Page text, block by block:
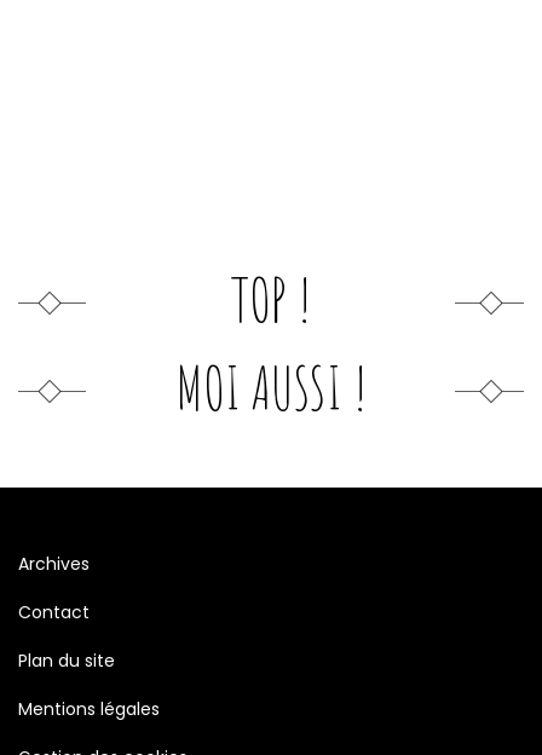
TOP !
MOI AUSSI !
Archives
Contact
Plan du site
Mentions légales